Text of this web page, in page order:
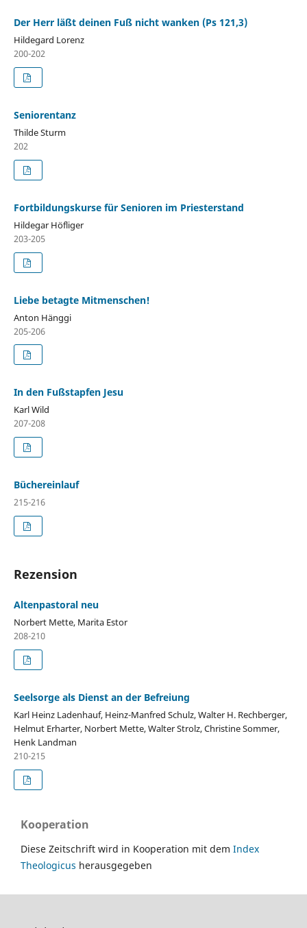
Der Herr läßt deinen Fuß nicht wanken (Ps 121,3)
Hildegard Lorenz
200-202
Seniorentanz
Thilde Sturm
202
Fortbildungskurse für Senioren im Priesterstand
Hildegar Höfliger
203-205
Liebe betagte Mitmenschen!
Anton Hänggi
205-206
In den Fußstapfen Jesu
Karl Wild
207-208
Büchereinlauf
215-216
Rezension
Altenpastoral neu
Norbert Mette, Marita Estor
208-210
Seelsorge als Dienst an der Befreiung
Karl Heinz Ladenhauf, Heinz-Manfred Schulz, Walter H. Rechberger,
Helmut Erharter, Norbert Mette, Walter Strolz, Christine Sommer,
Henk Landman
210-215
Kooperation
Diese Zeitschrift wird in Kooperation mit dem Index
Theologicus herausgegeben